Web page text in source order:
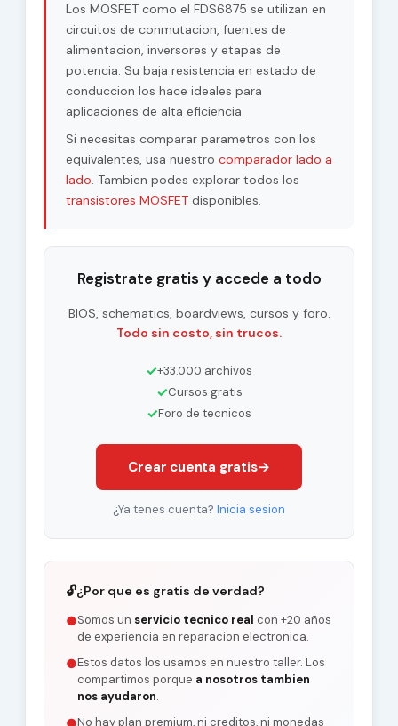
Los MOSFET como el FDS6875 se utilizan en
circuitos de conmutacion, fuentes de
alimentacion, inversores y etapas de
potencia. Su baja resistencia en estado de
conduccion los hace ideales para
aplicaciones de alta eficiencia.
Si necesitas comparar parametros con los
equivalentes, usa nuestro comparador lado a
lado. Tambien podes explorar todos los
transistores MOSFETdisponibles.
Registrate gratis y accede a todo
BIOS, schematics, boardviews, cursos y foro.
Todo sin costo, sin trucos.
✓+33.000 archivos
✓Cursos gratis
✓Foro de tecnicos
Crear cuenta gratis→
¿Ya tenes cuenta? Inicia sesion
🔓¿Por que es gratis de verdad?
●Somos un servicio tecnico real con +20 años
de experiencia en reparacion electronica.
●Estos datos los usamos en nuestro taller. Los
compartimos porque a nosotros tambien
nos ayudaron.
No hay plan premium, ni creditos, ni monedas